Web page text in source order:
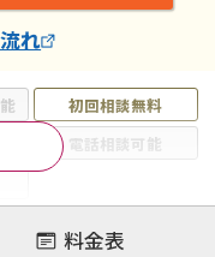
初回相談無料
電話相談可能
れ
料金表